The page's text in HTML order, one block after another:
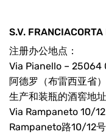
S.V. FRANCIACORTA
注册办公地点：
Via Pianello – 25064
阿德罗（布雷西亚省）
生产和装瓶的酒窖地址
Via Rampaneto 10/
Rampaneto路10/12